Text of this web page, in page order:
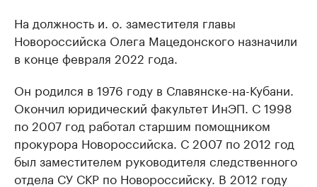
На должность и. о. заместителя главы
Новороссийска Олега Мацедонского назначили
в конце февраля 2022 года.
Он родился в 1976 году в Славянске-на-Кубани.
Окончил юридический факультет ИнЭП. С 1998
по 2007 год работал старшим помощником
прокурора Новороссийска. С 2007 по 2012 год
был заместителем руководителя следственного
отдела СУ СКР по Новороссийску. В 2012 году